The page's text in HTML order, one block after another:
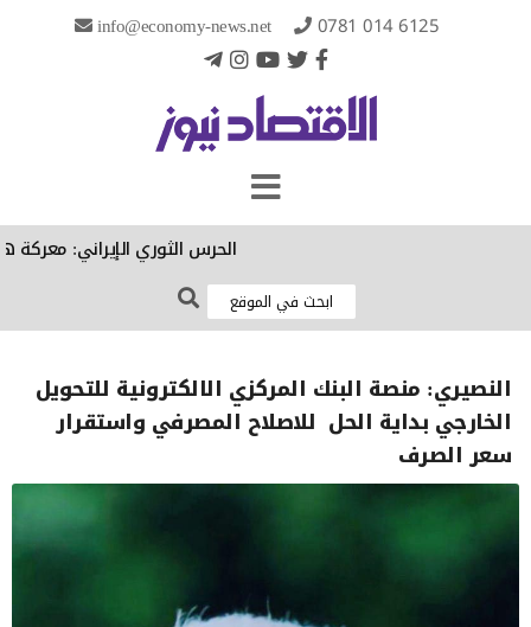
info@economy-news.net 0781 014 6125
الحرس الثوري الإيراني: معركة
النصيري: منصة البنك المركزي الالكترونية للتحويل
الخارجي بداية الحل للاصلاح المصرفي واستقرار
سعر الصرف